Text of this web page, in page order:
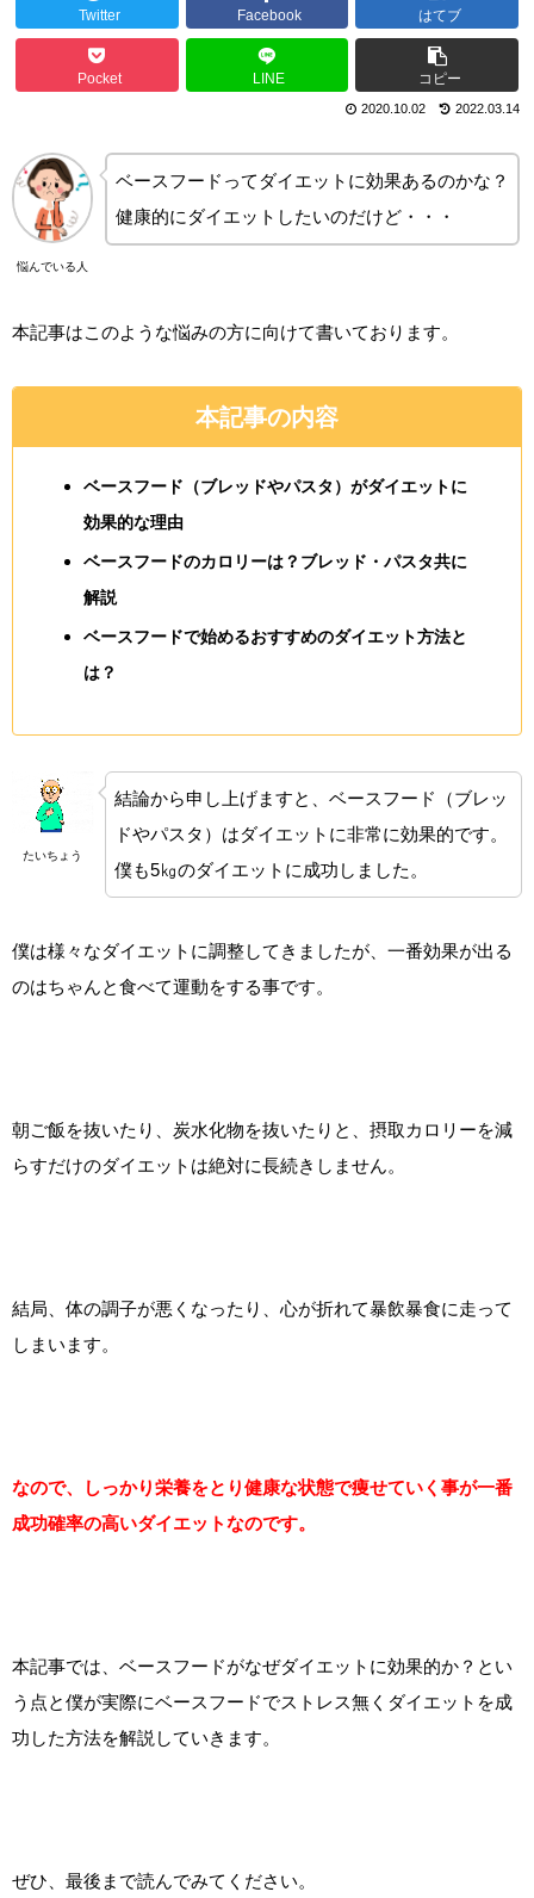
Twitter Facebook はてブ
Pocket LINE コピー
2022.03.14
2020.10.02
悩んでいる人
ベースフードってダイエットに効果あるのかな？
健康的にダイエットしたいのだけど・・・
本記事はこのような悩みの方に向けて書いております。
本記事の内容
ベースフード（ブレッドやパスタ）がダイエットに
効果的な理由
ベースフードのカロリーは？ブレッド・パスタ共に
解説
ベースフードで始めるおすすめのダイエット方法と
は？
たいちょう
結論から申し上げますと、ベースフード（ブレッ
ドやパスタ）はダイエットに非常に効果的です。
僕も5㎏のダイエットに成功しました。
僕は様々なダイエットに調整してきましたが、一番効果が出る
のはちゃんと食べて運動をする事です。
朝ご飯を抜いたり、炭水化物を抜いたりと、摂取カロリーを減
らすだけのダイエットは絶対に長続きしません。
結局、体の調子が悪くなったり、心が折れて暴飲暴食に走って
しまいます。
なので、しっかり栄養をとり健康な状態で痩せていく事が一番
成功確率の高いダイエットなのです。
本記事では、ベースフードがなぜダイエットに効果的か？とい
う点と僕が実際にベースフードでストレス無くダイエットを成
功した方法を解説していきます。
ぜひ、最後まで読んでみてください。